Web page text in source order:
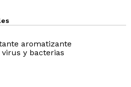
aromatizante
virus y bacterias